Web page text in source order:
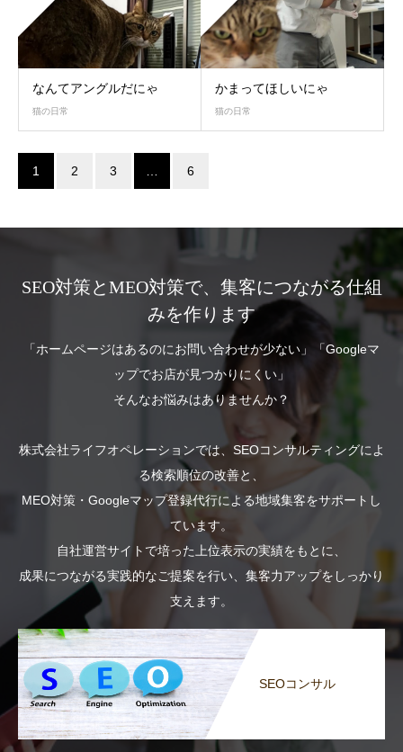
なんてアングルだにゃ
猫の日常
かまってほしいにゃ
猫の日常
1 2 3 … 6
SEO対策とMEO対策で、集客につながる仕組
みを作ります
「ホームページはあるのにお問い合わせが少ない」「Googleマ
ップでお店が見つかりにくい」
そんなお悩みはありませんか？
株式会社ライフオペレーションでは、SEOコンサルティングによ
る検索順位の改善と、
MEO対策・Googleマップ登録代行による地域集客をサポートし
ています。
自社運営サイトで培った上位表示の実績をもとに、
成果につながる実践的なご提案を行い、集客力アップをしっかり
支えます。
SEOコンサル